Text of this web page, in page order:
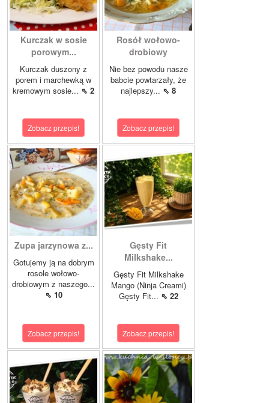
Kurczak w sosie
porowym...
Kurczak duszony z
porem i marchewką w
kremowym sosie... ⇖ 2
Zobacz przepis!
Rosół wołowo-
drobiowy
Nie bez powodu nasze
babcie powtarzały, że
najlepszy... ⇖ 8
Zobacz przepis!
Zupa jarzynowa z...
Gotujemy ją na dobrym
rosole wołowo-
drobiowym z naszego...
⇖ 10
Zobacz przepis!
Gęsty Fit
Milkshake...
Gęsty Fit Milkshake
Mango (Ninja Creami)
Gęsty Fit... ⇖ 22
Zobacz przepis!